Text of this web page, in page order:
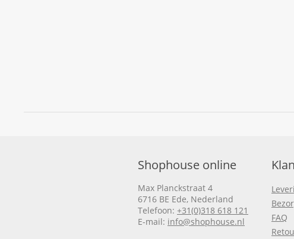
Shophouse online
Max Planckstraat 4
6716 BE Ede, Nederland
Telefoon: +31(0)318 618 121
E-mail: info@shophouse.nl
FAQ